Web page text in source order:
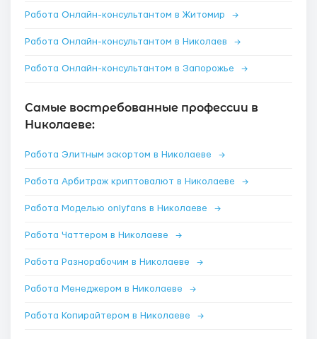
Работа Онлайн-консультантом в Житомир →
Работа Онлайн-консультантом в Николаев →
Работа Онлайн-консультантом в Запорожье →
Самые востребованные профессии в
Николаеве:
Работа Элитным эскортом в Николаеве →
Работа Арбитраж криптовалют в Николаеве →
Работа Моделью onlyfans в Николаеве →
Работа Чаттером в Николаеве →
Работа Разнорабочим в Николаеве →
Работа Менеджером в Николаеве →
Работа Копирайтером в Николаеве →